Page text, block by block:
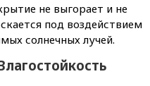
не выгорает и не
под воздействием
солнечных лучей.